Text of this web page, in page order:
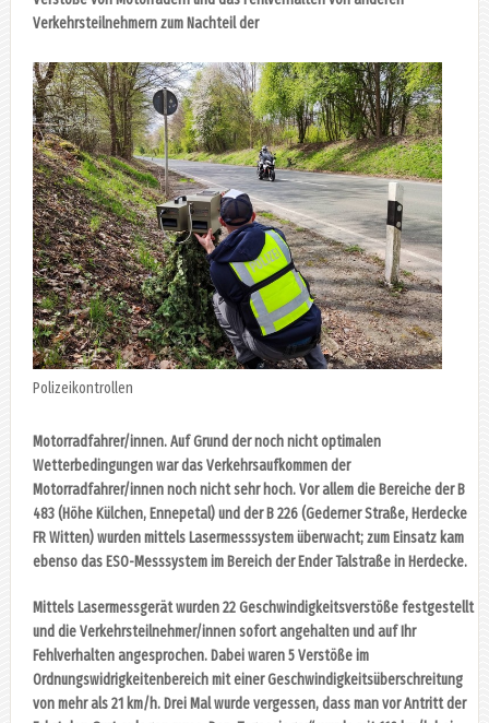
Verkehrsteilnehmern zum Nachteil der
Polizeikontrollen
Motorradfahrer/innen. Auf Grund der noch nicht optimalen
Wetterbedingungen war das Verkehrsaufkommen der
Motorradfahrer/innen noch nicht sehr hoch. Vor allem die Bereiche der B
483 (Höhe Külchen, Ennepetal) und der B 226 (Gederner Straße, Herdecke
FR Witten) wurden mittels Lasermesssystem überwacht; zum Einsatz kam
ebenso das ESO-Messsystem im Bereich der Ender Talstraße in Herdecke.
Mittels Lasermessgerät wurden 22 Geschwindigkeitsverstöße festgestellt
und die Verkehrsteilnehmer/innen sofort angehalten und auf Ihr
Fehlverhalten angesprochen. Dabei waren 5 Verstöße im
Ordnungswidrigkeitenbereich mit einer Geschwindigkeitsüberschreitung
von mehr als 21 km/h. Drei Mal wurde vergessen, dass man vor Antritt der